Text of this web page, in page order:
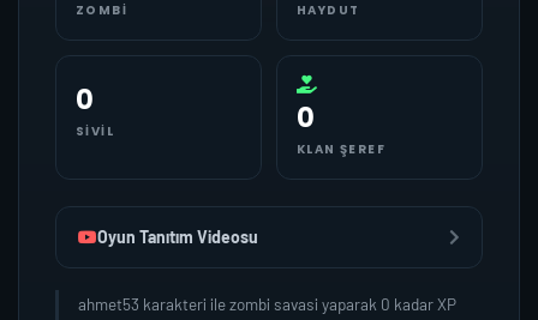
ZOMBI HAYDUT
0
SIVIL 0
KLAN ŞEREF
Oyun Tanıtım Videosu
ahmet53 karakteri ile zombi savasi yaparak 0 kadar XP